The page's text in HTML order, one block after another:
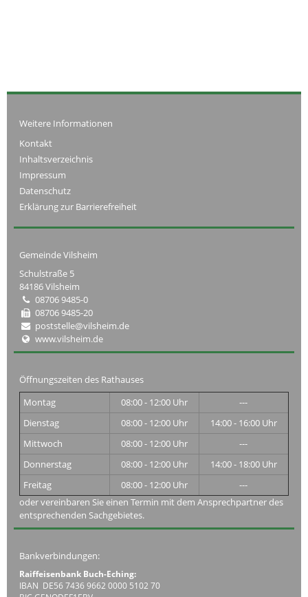
Weitere Informationen
Kontakt
Inhaltsverzeichnis
Impressum
Datenschutz
Erklärung zur Barrierefreiheit
Gemeinde Vilsheim
Schulstraße 5
84186 Vilsheim
08706 9485-0
08706 9485-20
poststelle@vilsheim.de
www.vilsheim.de
Öffnungszeiten des Rathauses
Montag
08:00 - 12:00 Uhr
---
Dienstag
08:00 - 12:00 Uhr
14:00 - 16:00 Uhr
Mittwoch
08:00 - 12:00 Uhr
---
Donnerstag
08:00 - 12:00 Uhr
14:00 - 18:00 Uhr
Freitag
08:00 - 12:00 Uhr
---
oder vereinbaren Sie einen Termin mit dem Ansprechpartner des
entsprechenden Sachgebietes.
Bankverbindungen:
Raiffeisenbank Buch-Eching:
IBAN DE56 7436 9662 0000 5102 70